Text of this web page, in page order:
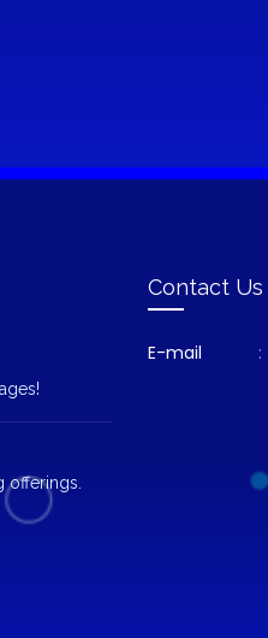
offerings.
Contact Us
E-mail :